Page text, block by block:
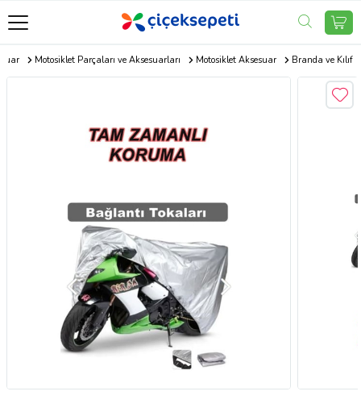
Motosiklet Parçaları ve Aksesuarları Motosiklet Aksesuar Branda ve Kılıf